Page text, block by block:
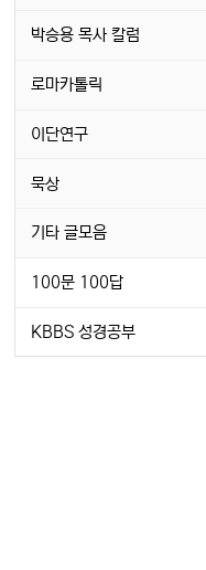
박승용 목사 칼럼
로마카톨릭
이단연구
묵상
기타 글모음
100문 100답
KBBS 성경공부